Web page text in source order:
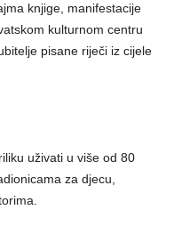
knjige, manifestacije
kulturnom centru
pisane riječi iz cijele
uživati u više od 80
za djecu,